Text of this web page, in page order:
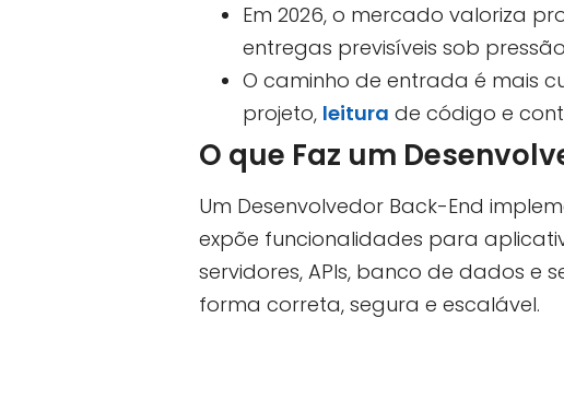
Em 2026, o mercado valoriza
entregas previsíveis sob
O caminho de entrada é mais
projeto, leitura de código e
O que Faz um
Um Desenvolvedor Back-End
expõe funcionalidades para
servidores, APIs, banco de dados
forma correta, segura e escalável.